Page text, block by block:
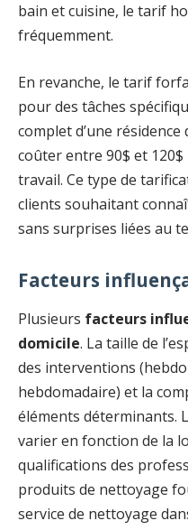
bain et cuisine, le tarif
fréquemment.
En revanche, le tarif
pour des tâches
complet d’une
coûter entre 90$ et
travail. Ce type de
clients souhaitant
sans surprises liées au
Facteurs
Plusieurs facteurs
domicile. La taille de
des interventions
hebdomadaire) et la
éléments déterminants.
varier en fonction de la
qualifications des
produits de nettoyage
service de nettoyage